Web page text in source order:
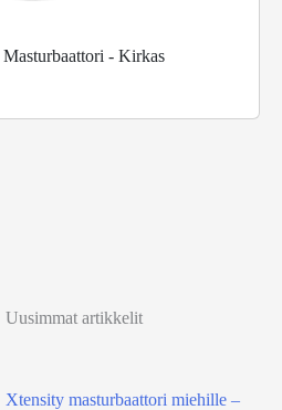
- Kirkas
Uusimmat artikkelit
Xtensity masturbaattori miehille –